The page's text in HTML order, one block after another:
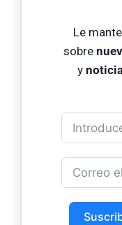
Le
sobre
y